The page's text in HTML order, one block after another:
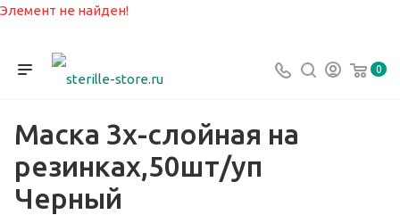
Элемент не найден!
0
Маска 3х-слойная на
резинках,50шт/уп
Черный